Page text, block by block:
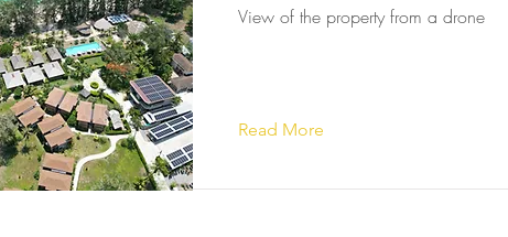
View of the property from a drone
Read More